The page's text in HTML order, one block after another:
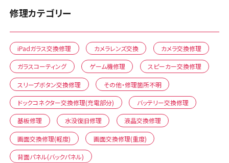
修理カテゴリー
iPadガラス交換修理 カメラレンズ交換 カメラ交換修理
ガラスコーティング ゲーム機修理 スピーカー交換修理
スリープボタン交換修理 その他・修理箇所不明
ドックコネクター交換修理(充電部分) バッテリー交換修理
基板修理 水没復旧修理 液晶交換修理
画面交換修理(軽度) 画面交換修理(重度)
背面パネル(バックパネル)